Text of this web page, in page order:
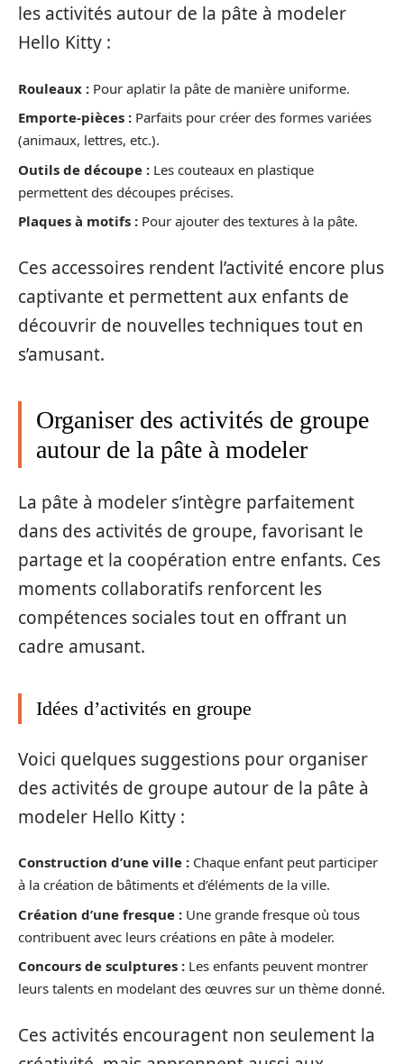
les activités autour de la pâte à modeler
Hello Kitty :
Rouleaux : Pour aplatir la pâte de manière uniforme.
Emporte-pièces : Parfaits pour créer des formes variées
(animaux, lettres, etc.).
Outils de découpe : Les couteaux en plastique
permettent des découpes précises.
Plaques à motifs : Pour ajouter des textures à la pâte.
Ces accessoires rendent l’activité encore plus
captivante et permettent aux enfants de
découvrir de nouvelles techniques tout en
s’amusant.
Organiser des activités de groupe
autour de la pâte à modeler
La pâte à modeler s’intègre parfaitement
dans des activités de groupe, favorisant le
partage et la coopération entre enfants. Ces
moments collaboratifs renforcent les
compétences sociales tout en offrant un
cadre amusant.
Idées d’activités en groupe
Voici quelques suggestions pour organiser
des activités de groupe autour de la pâte à
modeler Hello Kitty :
Construction d’une ville : Chaque enfant peut participer
à la création de bâtiments et d’éléments de la ville.
Création d’une fresque : Une grande fresque où tous
contribuent avec leurs créations en pâte à modeler.
Concours de sculptures : Les enfants peuvent montrer
leurs talents en modelant des œuvres sur un thème donné.
Ces activités encouragent non seulement la